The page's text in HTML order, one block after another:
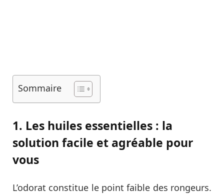
Sommaire
1. Les huiles essentielles : la
solution facile et agréable pour
vous
L’odorat constitue le point faible des rongeurs.